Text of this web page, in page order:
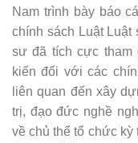
Nam trình bày báo
chính sách Luật
sư đã tích cực tham
kiến đối với các
liên quan đến xây
trị, đạo đức nghề
về chủ thể tổ chức kỳ